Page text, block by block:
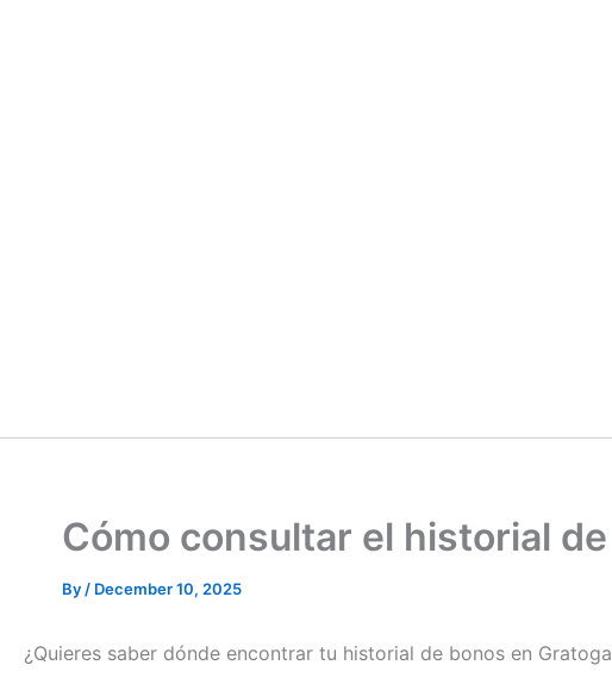
Cómo consultar el historial
By / December 10, 2025
¿Quieres saber dónde encontrar tu historial de bonos en